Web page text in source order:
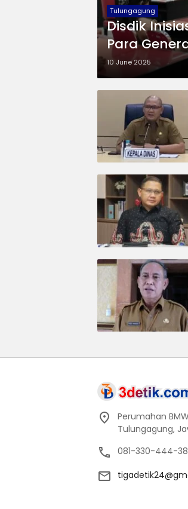
Tulungagung
Disdik
Para
10 June 2025
Perumahan
Tulungagung,
081-330-444-